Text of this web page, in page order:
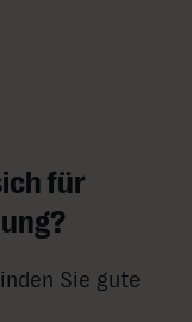
für
Sie gute